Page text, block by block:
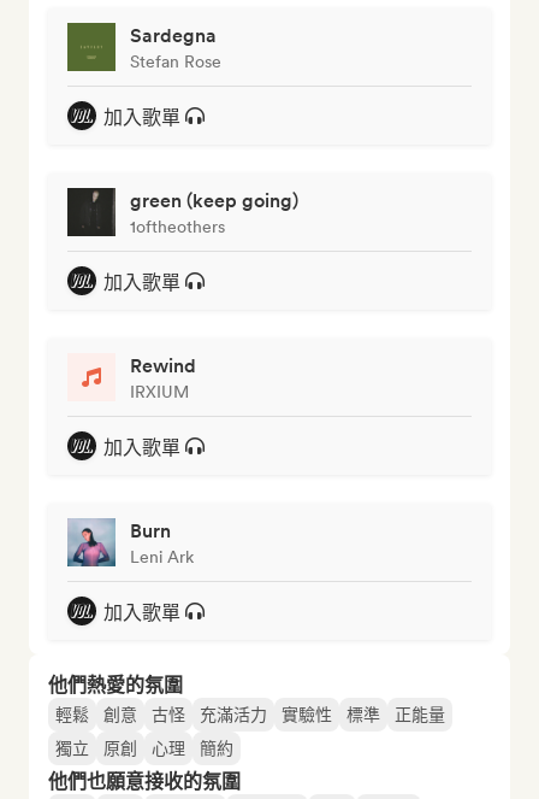
Sardegna
Stefan Rose
加入歌單
green (keep going)
1oftheothers
加入歌單
Rewind
IRXIUM
加入歌單
Burn
Leni Ark
加入歌單
他們熱愛的氛圍
輕鬆 創意 古怪 充滿活力 實驗性 標準
正能量
獨立
原創 心理 簡約
他們也願意接收的氛圍